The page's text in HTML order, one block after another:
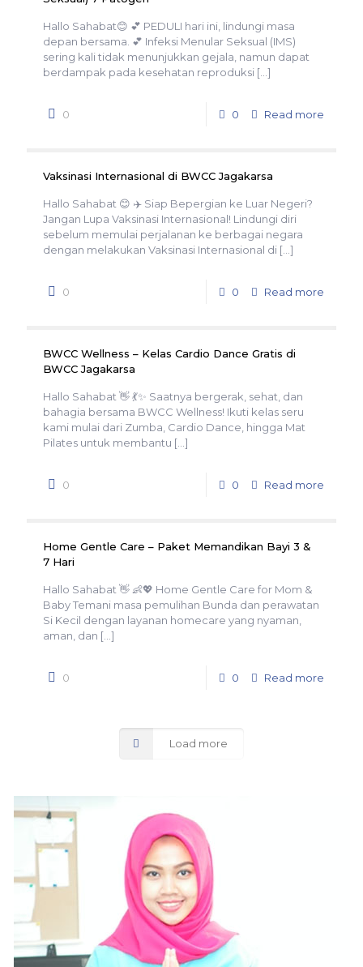
Hallo Sahabat😊 💕 PEDULI hari ini, lindungi masa
depan bersama. 💕 Infeksi Menular Seksual (IMS)
sering kali tidak menunjukkan gejala, namun dapat
berdampak pada kesehatan reproduksi […]
0 0 Read more
Vaksinasi Internasional di BWCC Jagakarsa
Hallo Sahabat 😊 ✈️ Siap Bepergian ke Luar Negeri?
Jangan Lupa Vaksinasi Internasional! Lindungi diri
sebelum memulai perjalanan ke berbagai negara
dengan melakukan Vaksinasi Internasional di […]
0 0 Read more
BWCC Wellness – Kelas Cardio Dance Gratis di
BWCC Jagakarsa
Hallo Sahabat 👋 💃✨ Saatnya bergerak, sehat, dan
bahagia bersama BWCC Wellness! Ikuti kelas seru
kami mulai dari Zumba, Cardio Dance, hingga Mat
Pilates untuk membantu […]
0 0 Read more
Home Gentle Care – Paket Memandikan Bayi 3 &
7 Hari
Hallo Sahabat 👋 👶💖 Home Gentle Care for Mom &
Baby Temani masa pemulihan Bunda dan perawatan
Si Kecil dengan layanan homecare yang nyaman,
aman, dan […]
0 0 Read more
Load more